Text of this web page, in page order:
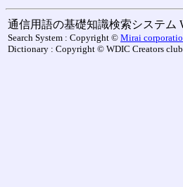
通信用語の基礎知識検索システム
Search System : Copyright © Mirai
Dictionary : Copyright © WDIC Creators club